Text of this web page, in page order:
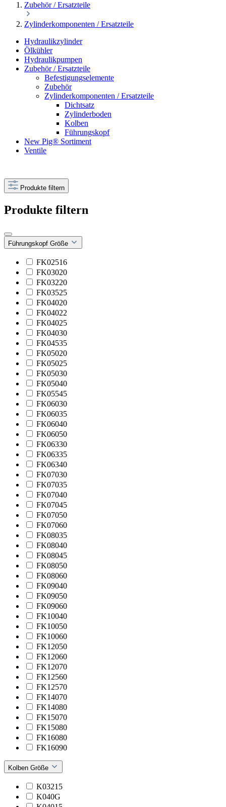
Zubehör / Ersatzteile
Zylinderkomponenten / Ersatzteile
Hydraulikzylinder
Ölkühler
Hydraulikpumpen
Zubehör / Ersatzteile
Befestigungselemente
Zubehör
Zylinderkomponenten / Ersatzteile
Dichtsatz
Zylinderboden
Kolben
Führungskopf
New Pig® Sortiment
Ventile
Produkte filtern
Produkte filtern
Führungskopf Größe
FK02516
FK03020
FK03220
FK03525
FK04020
FK04022
FK04025
FK04030
FK04535
FK05020
FK05025
FK05030
FK05040
FK05545
FK06030
FK06035
FK06040
FK06050
FK06330
FK06335
FK06340
FK07030
FK07035
FK07040
FK07045
FK07050
FK07060
FK08035
FK08040
FK08045
FK08050
FK08060
FK09040
FK09050
FK09060
FK10040
FK10050
FK10060
FK12050
FK12060
FK12070
FK12560
FK12570
FK14070
FK14080
FK15070
FK15080
FK16080
FK16090
Kolben Größe
K03215
K040G